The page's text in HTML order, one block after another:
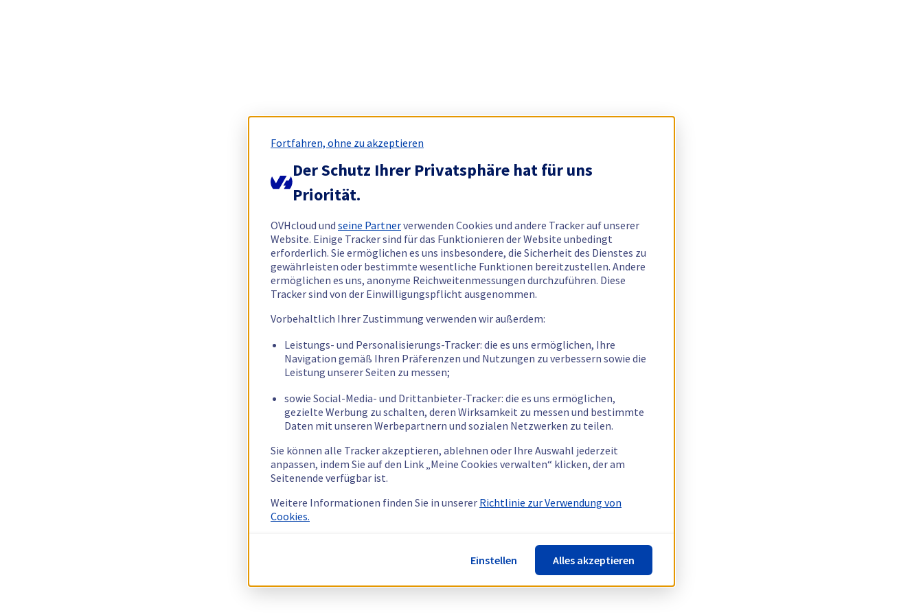
Fortfahren, ohne zu akzeptieren
Der Schutz Ihrer Privatsphäre hat für uns
Priorität.
OVHcloud und seine Partnerverwenden Cookies und andere Tracker auf unserer
Website. Einige Tracker sind für das Funktionieren der Website unbedingt
erforderlich. Sie ermöglichen es uns insbesondere, die Sicherheit des Dienstes zu
gewährleisten oder bestimmte wesentliche Funktionen bereitzustellen. Andere
ermöglichen es uns, anonyme Reichweitenmessungen durchzuführen. Diese
Tracker sind von der Einwilligungspflicht ausgenommen.
Vorbehaltlich Ihrer Zustimmung verwenden wir außerdem:
Leistungs- und Personalisierungs-Tracker: die es uns ermöglichen, Ihre
Navigation gemäß Ihren Präferenzen und Nutzungen zu verbessern sowie die
Leistung unserer Seiten zu messen;
sowie Social-Media- und Drittanbieter-Tracker: die es uns ermöglichen,
gezielte Werbung zu schalten, deren Wirksamkeit zu messen und bestimmte
Daten mit unseren Werbepartnern und sozialen Netzwerken zu teilen.
Sie können alle Tracker akzeptieren, ablehnen oder Ihre Auswahl jederzeit
anpassen, indem Sie auf den Link „Meine Cookies verwalten“ klicken, der am
Seitenende verfügbar ist.
Weitere Informationen finden Sie in unserer Richtlinie zur Verwendung von
Cookies.
Einstellen Alles akzeptieren